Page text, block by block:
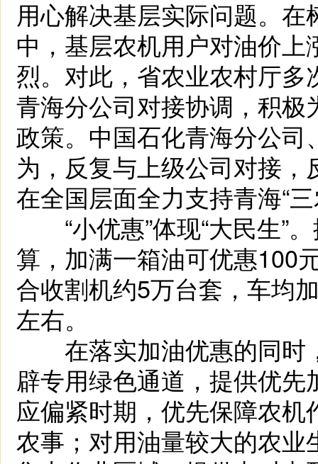
用心解决基层实际问题。
中，基层农机用户对油价
烈。对此，省农业农村厅
青海分公司对接协调，积
政策。中国石化青海分公
为，反复与上级公司对接
在全国层面全力支持青海“
“小优惠”体现“大民生”
算，加满一箱油可优惠100
合收割机约5万台套，车均
左右。
在落实加油优惠的同时
辟专用绿色通道，提供优
应偏紧时期，优先保障农
农事；对用油量较大的农